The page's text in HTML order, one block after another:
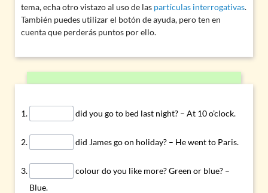
tema, echa otro vistazo al uso de las partículas interrogativas.
También puedes utilizar el botón de ayuda, pero ten en
cuenta que perderás puntos por ello.
did you go to bed last night? – At 10 o’clock.
did James go on holiday? – He went to Paris.
colour do you like more? Green or blue? –
Blue.